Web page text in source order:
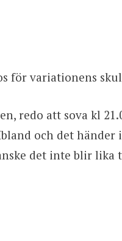
för variationens
redo att sova kl
och det händer
det inte blir lika